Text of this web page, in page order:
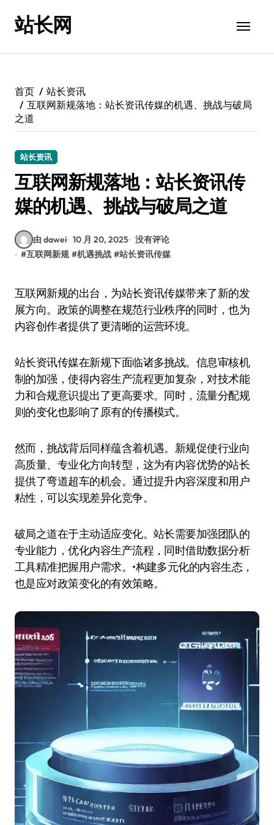
站长网
首页
站长资讯
互联网新规落地：站长资讯传媒的机遇、挑战与破局
之道
站长资讯
互联网新规落地：站长资讯传
媒的机遇、挑战与破局之道
由 dawei 10 月 20, 2025 没有评论
#互联网新规 #机遇挑战 #站长资讯传媒
互联网新规的出台，为站长资讯传媒带来了新的发
展方向。政策的调整在规范行业秩序的同时，也为
内容创作者提供了更清晰的运营环境。
站长资讯传媒在新规下面临诸多挑战。信息审核机
制的加强，使得内容生产流程更加复杂，对技术能
力和合规意识提出了更高要求。同时，流量分配规
则的变化也影响了原有的传播模式。
然而，挑战背后同样蕴含着机遇。新规促使行业向
高质量、专业化方向转型，这为有内容优势的站长
提供了弯道超车的机会。通过提升内容深度和用户
粘性，可以实现差异化竞争。
破局之道在于主动适应变化。站长需要加强团队的
专业能力，优化内容生产流程，同时借助数据分析
工具精准把握用户需求。•构建多元化的内容生态，
也是应对政策变化的有效策略。